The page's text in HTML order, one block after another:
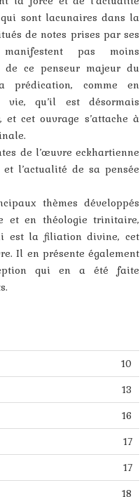
sont lacunaires dans la
de notes prises par ses
pas moins
de ce penseur majeur du
comme en
vie, qu’il est désormais
cet ouvrage s’attache à
de l’œuvre eckhartienne
l’actualité de sa pensée
thèmes développés
et en théologie trinitaire,
est la filiation divine, cet
Il en présente également
qui en a été faite
10
13
16
17
17
18